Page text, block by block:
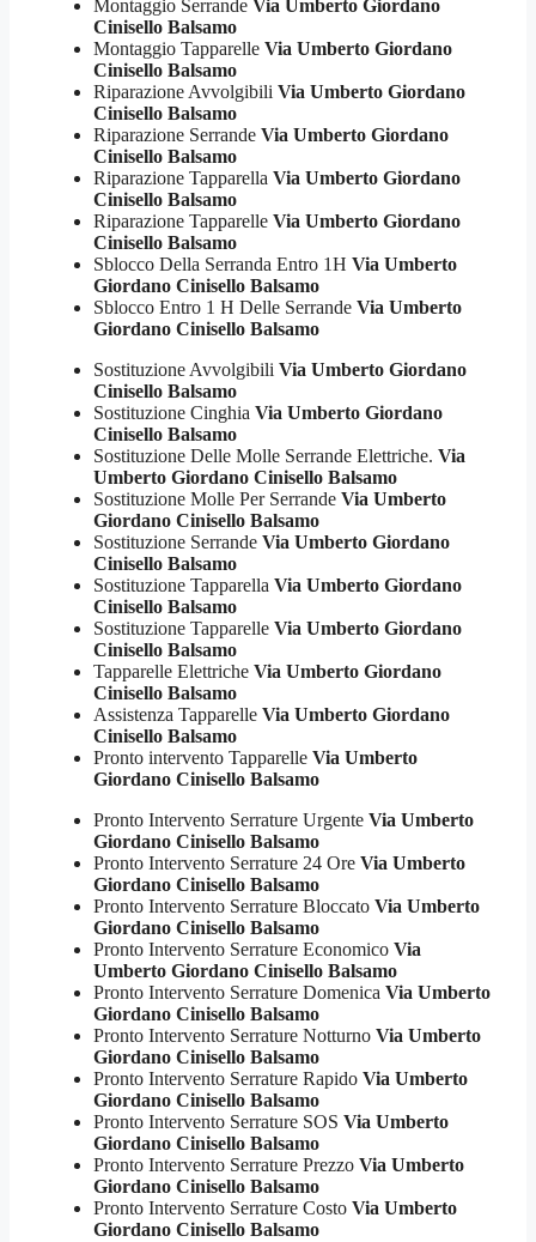
Montaggio Serrande Via Umberto Giordano
Cinisello Balsamo
Montaggio Tapparelle Via Umberto Giordano
Cinisello Balsamo
Riparazione Avvolgibili Via Umberto Giordano
Cinisello Balsamo
Riparazione Serrande Via Umberto Giordano
Cinisello Balsamo
Riparazione Tapparella Via Umberto Giordano
Cinisello Balsamo
Riparazione Tapparelle Via Umberto Giordano
Cinisello Balsamo
Sblocco Della Serranda Entro 1H Via Umberto
Giordano Cinisello Balsamo
Sblocco Entro 1 H Delle Serrande Via Umberto
Giordano Cinisello Balsamo
Sostituzione Avvolgibili Via Umberto Giordano
Cinisello Balsamo
Sostituzione Cinghia Via Umberto Giordano
Cinisello Balsamo
Sostituzione Delle Molle Serrande Elettriche. Via
Umberto Giordano Cinisello Balsamo
Sostituzione Molle Per Serrande Via Umberto
Giordano Cinisello Balsamo
Sostituzione Serrande Via Umberto Giordano
Cinisello Balsamo
Sostituzione Tapparella Via Umberto Giordano
Cinisello Balsamo
Sostituzione Tapparelle Via Umberto Giordano
Cinisello Balsamo
Tapparelle Elettriche Via Umberto Giordano
Cinisello Balsamo
Assistenza Tapparelle Via Umberto Giordano
Cinisello Balsamo
Pronto intervento Tapparelle Via Umberto
Giordano Cinisello Balsamo
Pronto Intervento Serrature Urgente Via Umberto
Giordano Cinisello Balsamo
Pronto Intervento Serrature 24 Ore Via Umberto
Giordano Cinisello Balsamo
Pronto Intervento Serrature Bloccato Via Umberto
Giordano Cinisello Balsamo
Pronto Intervento Serrature Economico Via
Umberto Giordano Cinisello Balsamo
Pronto Intervento Serrature Domenica Via Umberto
Giordano Cinisello Balsamo
Pronto Intervento Serrature Notturno Via Umberto
Giordano Cinisello Balsamo
Pronto Intervento Serrature Rapido Via Umberto
Giordano Cinisello Balsamo
Pronto Intervento Serrature SOS Via Umberto
Giordano Cinisello Balsamo
Pronto Intervento Serrature Prezzo Via Umberto
Giordano Cinisello Balsamo
Pronto Intervento Serrature Costo Via Umberto
Giordano Cinisello Balsamo